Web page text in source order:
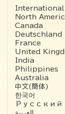
International
North
Canada
Deutschland
France
United
India
Philippines
Australia
中文(簡体)
한국어
Русский
العربية‏